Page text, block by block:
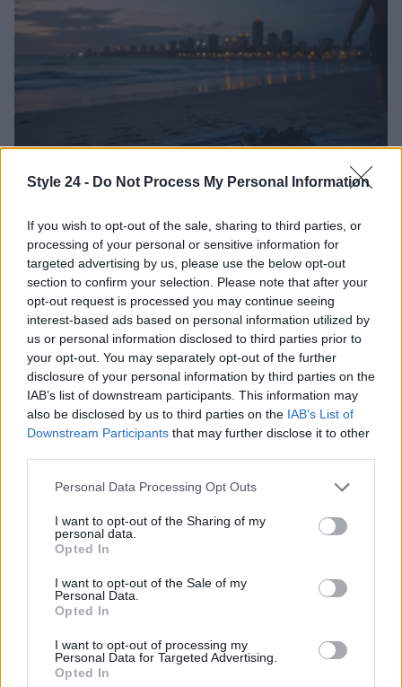
Style 24 - Do Not Process My Personal Information
If you wish to opt-out of the sale, sharing to third parties, or
processing of your personal or sensitive information for
targeted advertising by us, please use the below opt-out
section to confirm your selection. Please note that after your
opt-out request is processed you may continue seeing
interest-based ads based on personal information utilized by
us or personal information disclosed to third parties prior to
your opt-out. You may separately opt-out of the further
disclosure of your personal information by third parties on the
IAB’s list of downstream participants. This information may
also be disclosed by us to third parties on the IAB’s List of
Downstream Participants that may further disclose it to other
Please note that this website/app uses one or more Google
not limited to your visit or usage behaviour. You may click to
grant or deny consent to Google and its third-party tags to
use your data for below specified purposes in below Google
consent section.
Personal Data Processing Opt Outs
I want to opt-out of the Sharing of my
personal data.
Opted In
I want to opt-out of the Sale of my
Personal Data.
Opted In
I want to opt-out of processing my
Personal Data for Targeted Advertising.
Opted In
Allenamento da spiaggia: tre livelli beach-friendly
Camilla Fiore · 7 Ago 2026
FITNESS
Wearable senza schermo: guida pratica a sonno, HRV
Cristian Castiglioni · 1 Ago 2026